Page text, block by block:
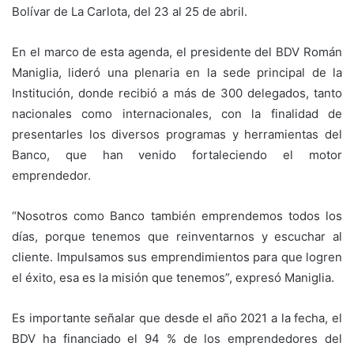
Bolívar de La Carlota, del 23 al 25 de abril.
En el marco de esta agenda, el presidente del BDV Román
Maniglia, lideró una plenaria en la sede principal de la
Institución, donde recibió a más de 300 delegados, tanto
nacionales como internacionales, con la finalidad de
presentarles los diversos programas y herramientas del
Banco, que han venido fortaleciendo el motor
emprendedor.
“Nosotros como Banco también emprendemos todos los
días, porque tenemos que reinventarnos y escuchar al
cliente. Impulsamos sus emprendimientos para que logren
el éxito, esa es la misión que tenemos”, expresó Maniglia.
Es importante señalar que desde el año 2021 a la fecha, el
BDV ha financiado el 94 % de los emprendedores del